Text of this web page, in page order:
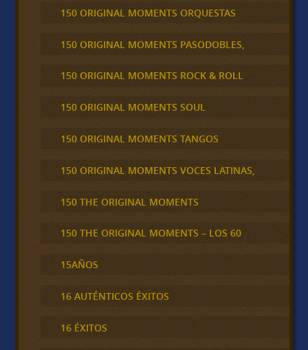
150 ORIGINAL MOMENTS ORQUESTAS
150 ORIGINAL MOMENTS PASODOBLES,
150 ORIGINAL MOMENTS ROCK & ROLL
150 ORIGINAL MOMENTS SOUL
150 ORIGINAL MOMENTS TANGOS
150 ORIGINAL MOMENTS VOCES LATINAS,
150 THE ORIGINAL MOMENTS
150 THE ORIGINAL MOMENTS – LOS 60
15AÑOS
16 AUTÉNTICOS ÉXITOS
16 ÉXITOS